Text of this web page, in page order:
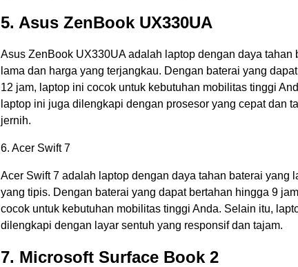
5. Asus ZenBook UX330UA
Asus ZenBook UX330UA adalah laptop dengan daya tahan
lama dan harga yang terjangkau. Dengan baterai yang
12 jam, laptop ini cocok untuk kebutuhan mobilitas tinggi
laptop ini juga dilengkapi dengan prosesor yang cepat dan
jernih.
6. Acer Swift 7
Acer Swift 7 adalah laptop dengan daya tahan baterai yang
yang tipis. Dengan baterai yang dapat bertahan hingga 9
cocok untuk kebutuhan mobilitas tinggi Anda. Selain itu,
dilengkapi dengan layar sentuh yang responsif dan tajam.
7. Microsoft Surface Book 2